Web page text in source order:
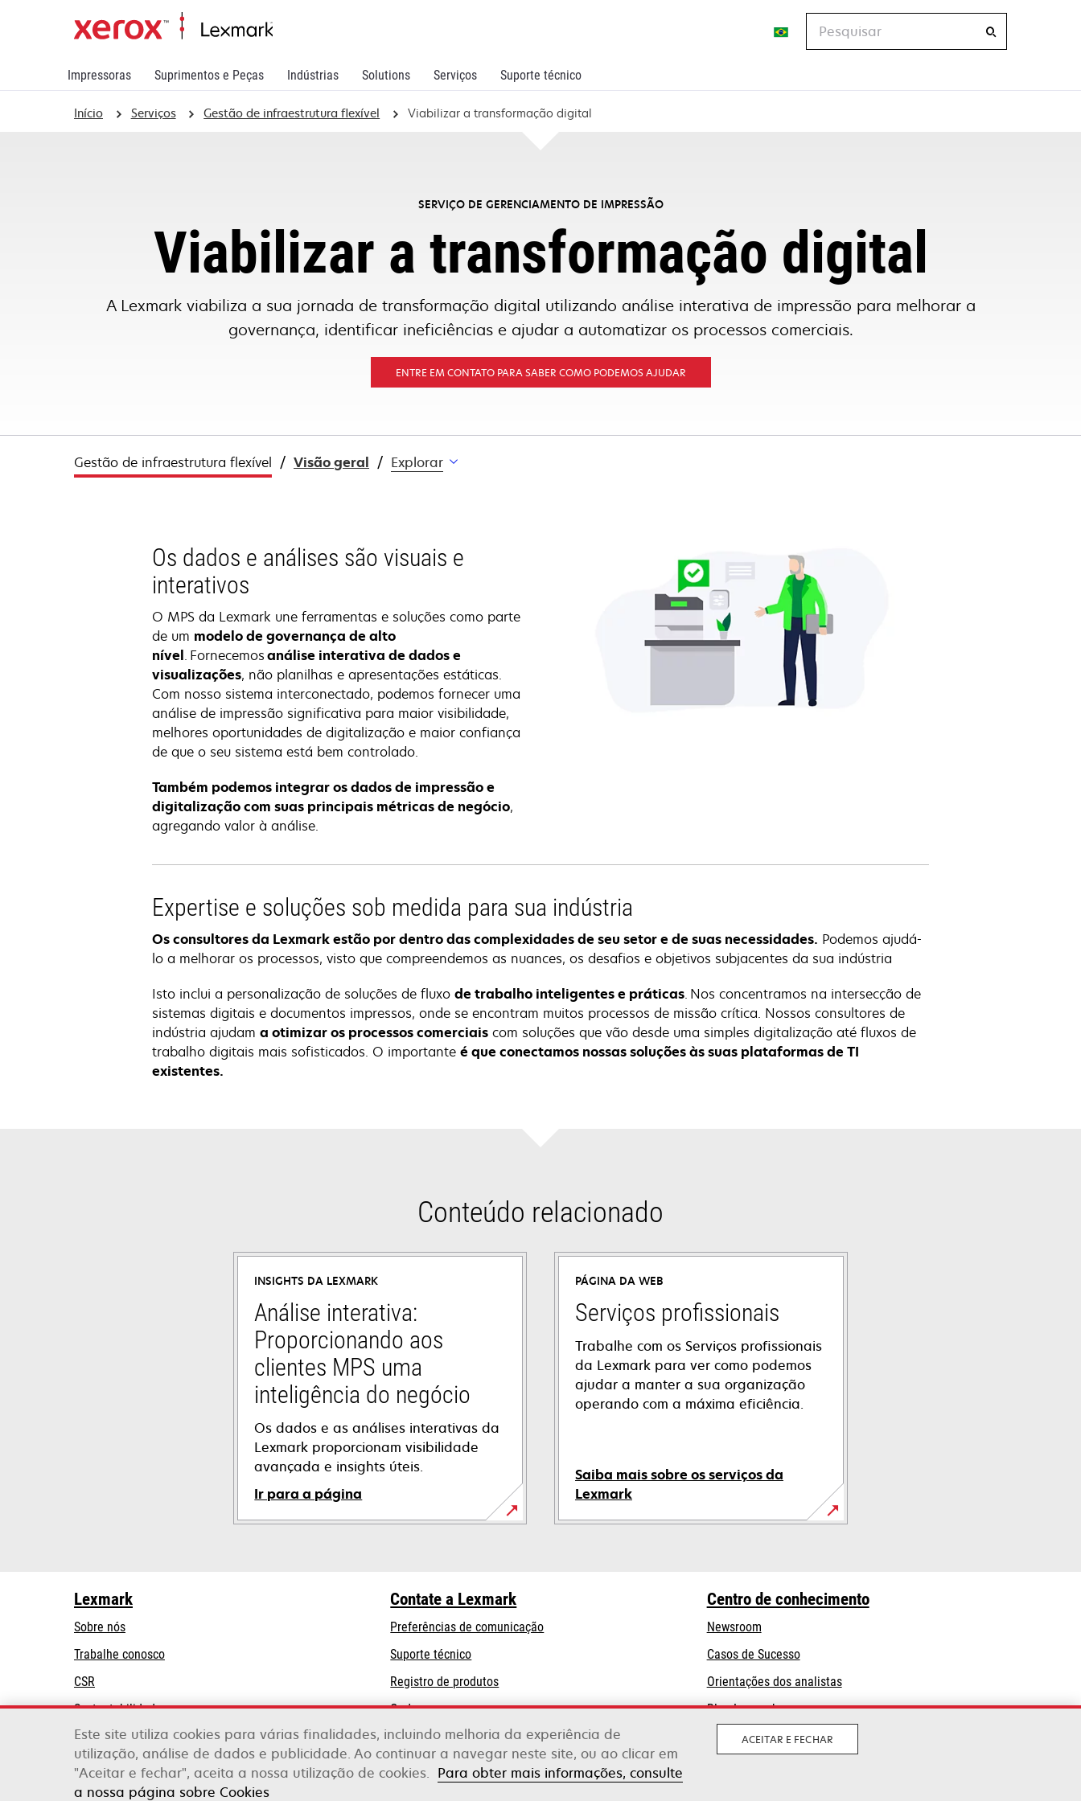
Impressoras Suprimentos e Peças Indústrias Solutions Serviços Suporte técnico
Início Serviços Gestão de infraestrutura flexível Viabilizar a transformação digital
SERVIÇO DE GERENCIAMENTO DE IMPRESSÃO
Viabilizar a transformação digital
A Lexmark viabiliza a sua jornada de transformação digital utilizando análise interativa de impressão para melhorar a
governança, identificar ineficiências e ajudar a automatizar os processos comerciais.
ENTRE EM CONTATO PARA SABER COMO PODEMOS AJUDAR
Gestão de infraestrutura flexível Visão geral Explorar
Os dados e análises são visuais e
interativos
O MPS da Lexmark une ferramentas e soluções como parte
de um modelo de governança de alto
nível. Fornecemosanálise interativa de dados e
visualizações, não planilhas e apresentações estáticas.
Com nosso sistema interconectado, podemos fornecer uma
análise de impressão significativa para maior visibilidade,
melhores oportunidades de digitalização e maior confiança
de que o seu sistema está bem controlado.
Também podemos integrar os dados de impressão e
digitalização com suas principais métricas de negócio,
agregando valor à análise.
Expertise e soluções sob medida para sua indústria
Os consultores da Lexmark estão por dentro das complexidades de seu setor e de suas necessidades. Podemos ajudá-
lo a melhorar os processos, visto que compreendemos as nuances, os desafios e objetivos subjacentes da sua indústria
Isto inclui a personalização de soluções de fluxo de trabalho inteligentes e práticas. Nos concentramos na intersecção de
sistemas digitais e documentos impressos, onde se encontram muitos processos de missão crítica. Nossos consultores de
indústria ajudam a otimizar os processos comerciaiscom soluções que vão desde uma simples digitalização até fluxos de
trabalho digitais mais sofisticados. O importante é que conectamos nossas soluções às suas plataformas de TI
existentes.
Conteúdo relacionado
INSIGHTS DA LEXMARK
Análise interativa:
Proporcionando aos
clientes MPS uma
inteligência do negócio
Os dados e as análises interativas da
Lexmark proporcionam visibilidade
avançada e insights úteis.
Ir para a página
PÁGINA DA WEB
Serviços profissionais
Trabalhe com os Serviços profissionais
da Lexmark para ver como podemos
ajudar a manter a sua organização
operando com a máxima eficiência.
Saiba mais sobre os serviços da
Lexmark
Lexmark
Sobre nós
Trabalhe conosco
CSR
Sustentabilidade
Parceiros Lexmark
Contate a Lexmark
Preferências de comunicação
Suporte técnicoabre
em
uma
nova
guia
Registro de produtos
Onde comprar
Centro de conhecimento
Newsroom
Casos de Sucesso
Orientações dos analistas
Blog Lexmark
Lexmark International, Inc., uma empresa da Xerox
©2026 Todos os direitos reservados.
Este site utiliza cookies para várias finalidades, incluindo melhoria da experiência de
utilização, análise de dados e publicidade. Ao continuar a navegar neste site, ou ao clicar em
"Aceitar e fechar", aceita a nossa utilização de cookies. Para obter mais informações, consulte
a nossa página sobre Cookies
ACEITAR E FECHAR